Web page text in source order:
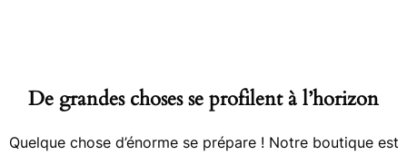
De grandes choses se profilent à l’horizon
Quelque chose d’énorme se prépare ! Notre boutique est